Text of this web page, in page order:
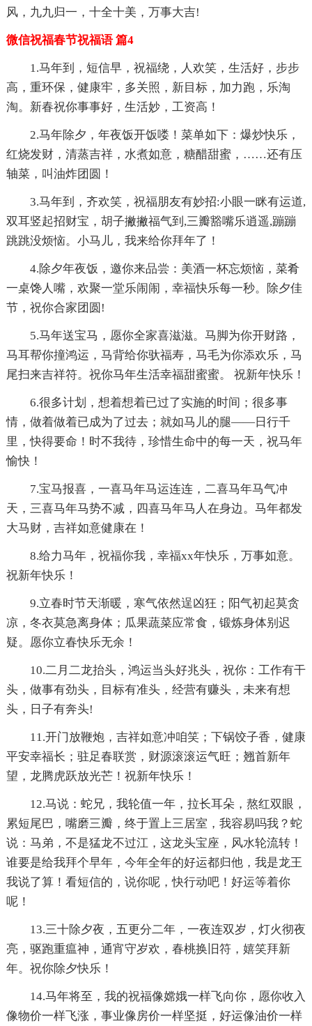
风，九九归一，十全十美，万事大吉!
微信祝福春节祝福语 篇4
1.马年到，短信早，祝福绕，人欢笑，生活好，步步
高，重环保，健康牢，多关照，新目标，加力跑，乐淘
淘。新春祝你事事好，生活妙，工资高！
2.马年除夕，年夜饭开饭喽！菜单如下：爆炒快乐，
红烧发财，清蒸吉祥，水煮如意，糖醋甜蜜，……还有压
轴菜，叫油炸团圆！
3.马年到，齐欢笑，祝福朋友有妙招:小眼一眯有运道,
双耳竖起招财宝，胡子撇撇福气到,三瓣豁嘴乐逍遥,蹦蹦
跳跳没烦恼。小马儿，我来给你拜年了！
4.除夕年夜饭，邀你来品尝：美酒一杯忘烦恼，菜肴
一桌馋人嘴，欢聚一堂乐闹闹，幸福快乐每一秒。除夕佳
节，祝你合家团圆!
5.马年送宝马，愿你全家喜滋滋。马脚为你开财路，
马耳帮你撞鸿运，马背给你驮福寿，马毛为你添欢乐，马
尾扫来吉祥符。祝你马年生活幸福甜蜜蜜。 祝新年快乐！
6.很多计划，想着想着已过了实施的时间；很多事
情，做着做着已成为了过去；就如马儿的腿——日行千
里，快得要命！时不我待，珍惜生命中的每一天，祝马年
愉快！
7.宝马报喜，一喜马年马运连连，二喜马年马气冲
天，三喜马年马势不减，四喜马年马人在身边。马年都发
大马财，吉祥如意健康在！
8.给力马年，祝福你我，幸福xx年快乐，万事如意。
祝新年快乐！
9.立春时节天渐暖，寒气依然逞凶狂；阳气初起莫贪
凉，冬衣莫急离身体；瓜果蔬菜应常食，锻炼身体别迟
疑。愿你立春快乐无余！
10.二月二龙抬头，鸿运当头好兆头，祝你：工作有干
头，做事有劲头，目标有准头，经营有赚头，未来有想
头，日子有奔头!
11.开门放鞭炮，吉祥如意冲咱笑；下锅饺子香，健康
平安幸福长；驻足春联赏，财源滚滚运气旺；翘首新年
望，龙腾虎跃放光芒！祝新年快乐！
12.马说：蛇兄，我轮值一年，拉长耳朵，熬红双眼，
累短尾巴，嘴磨三瓣，终于置上三居室，我容易吗我？蛇
说：马弟，不是猛龙不过江，这龙头宝座，风水轮流转！
谁要是给我拜个早年，今年全年的好运都归他，我是龙王
我说了算！看短信的，说你呢，快行动吧！好运等着你
呢！
13.三十除夕夜，五更分二年，一夜连双岁，灯火彻夜
亮，驱跑重瘟神，通宵守岁欢，春桃换旧符，嬉笑拜新
年。祝你除夕快乐！
14.马年将至，我的祝福像嫦娥一样飞向你，愿你收入
像物价一样飞涨，事业像房价一样坚挺，好运像油价一样